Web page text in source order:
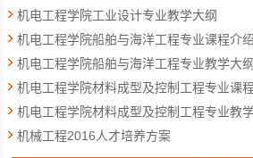
机电工程学院工业设计专业教学大纲
机电工程学院船舶与海洋工程专业教学大纲
机电工程学院材料成型及控制工程专业教
机械工程2016人才培养方案